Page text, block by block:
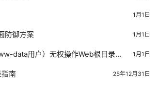
1月1日
防御方案 1月1日
data用户）无权操作Web根目录以
1月1日
南 25年12月31日